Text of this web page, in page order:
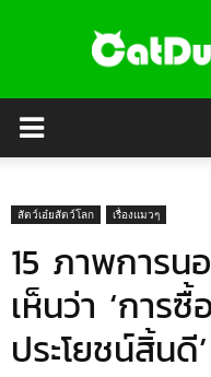
สัตว์เอ๋ยสัตว์โลก เรื่องแมวๆ
15 ภาพการน
เห็นว่า ‘การ
ประโยชน์สิ้นดี’